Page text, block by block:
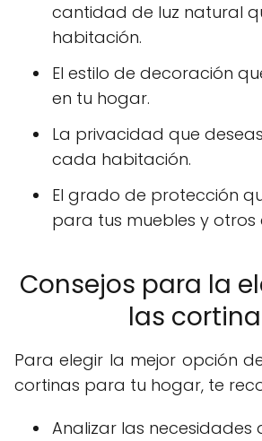
cantidad de luz natural
habitación.
El estilo de decoración
en tu hogar.
La privacidad que
cada habitación.
El grado de protección
para tus muebles y otros
Consejos para la
las
Para elegir la mejor opción
cortinas para tu hogar, te
Analizar las necesidades